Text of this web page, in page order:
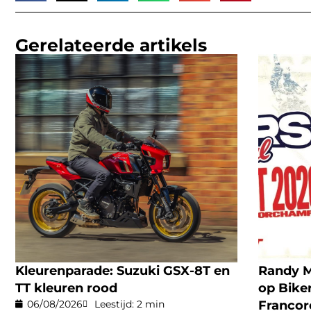
Gerelateerde artikels
Kleurenparade: Suzuki GSX-8T en
TT kleuren rood
06/08/2026 Leestijd: 2 min
Randy
op